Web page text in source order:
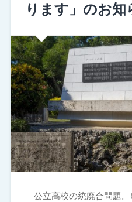
ります」のお知
公立高校の統廃合問題。